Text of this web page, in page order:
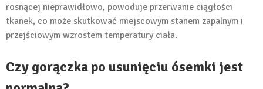
rosnącej nieprawidłowo, powoduje przerwanie ciągłości
tkanek, co może skutkować miejscowym stanem zapalnym i
przejściowym wzrostem temperatury ciała.
Czy gorączka po usunięciu ósemki jest